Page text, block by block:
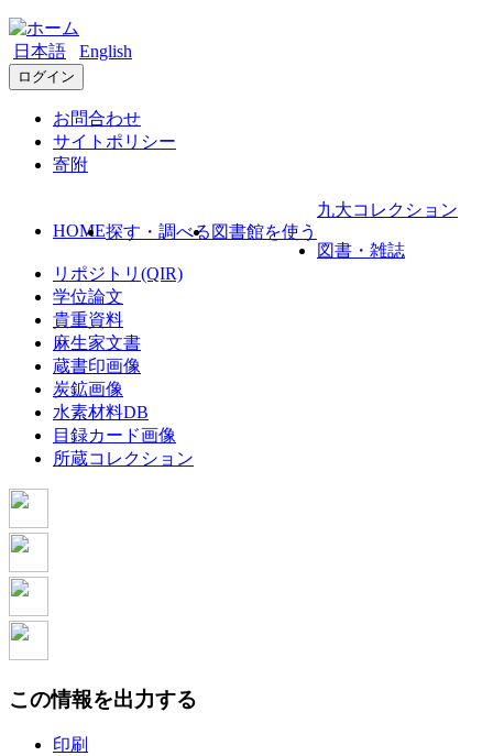
日本語 English
ログイン
お問合わせ
サイトポリシー
寄附
HOME探す・調べる 図書館を使う
九大コレクション
図書・雑誌
リポジトリ(QIR)
学位論文
貴重資料
麻生家文書
蔵書印画像
炭鉱画像
水素材料DB
目録カード画像
所蔵コレクション
この情報を出力する
印刷